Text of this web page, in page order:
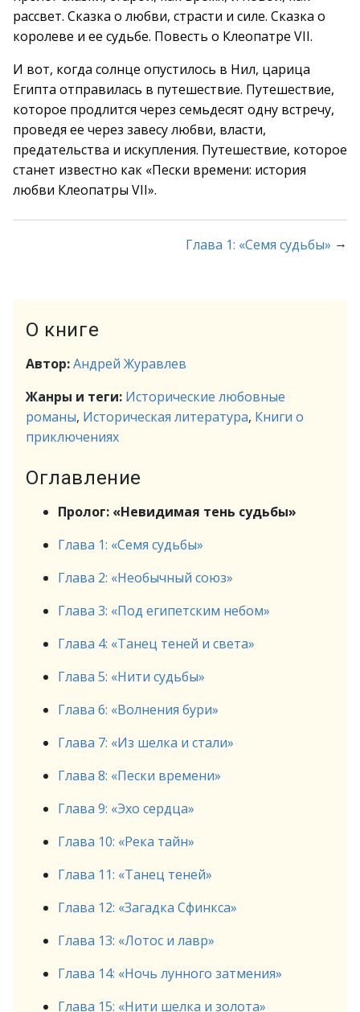
рассвет. Сказка о любви, страсти и силе. Сказка о
королеве и ее судьбе. Повесть о Клеопатре VII.
И вот, когда солнце опустилось в Нил, царица
Египта отправилась в путешествие. Путешествие,
которое продлится через семьдесят одну встречу,
проведя ее через завесу любви, власти,
предательства и искупления. Путешествие, которое
станет известно как «Пески времени: история
любви Клеопатры VII».
Глава 1: «Семя судьбы» →
О книге
Автор:Андрей Журавлев
Жанры и теги: Исторические любовные
романы, Историческая литература, Книги о
приключениях
Оглавление
Пролог: «Невидимая тень судьбы»
Глава 1: «Семя судьбы»
Глава 2: «Необычный союз»
Глава 3: «Под египетским небом»
Глава 4: «Танец теней и света»
Глава 5: «Нити судьбы»
Глава 6: «Волнения бури»
Глава 7: «Из шелка и стали»
Глава 8: «Пески времени»
Глава 9: «Эхо сердца»
Глава 10: «Река тайн»
Глава 11: «Танец теней»
Глава 12: «Загадка Сфинкса»
Глава 13: «Лотос и лавр»
Глава 14: «Ночь лунного затмения»
Глава 15: «Нити шелка и золота»